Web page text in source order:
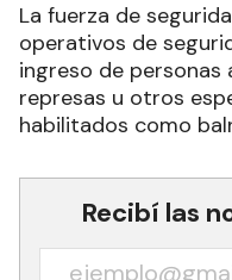
La fuerza de
operativos de
ingreso de personas
represas u otros
habilitados como
Recibí las